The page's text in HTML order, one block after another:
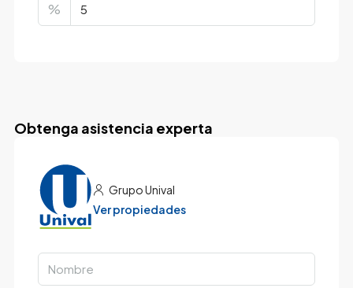
%
Obtenga asistencia experta
Grupo Unival
Ver propiedades